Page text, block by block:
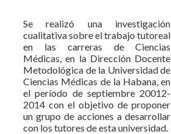
Se realizó una investigación
cualitativa sobre el trabajo tutoreal
en las carreras de Ciencias
Médicas, en la Dirección Docente
Metodológica de la Universidad de
Ciencias Médicas de la Habana, en
el período de septiembre 20012-
2014 con el objetivo de proponer
un grupo de acciones a desarrollar
con los tutores de esta universidad.